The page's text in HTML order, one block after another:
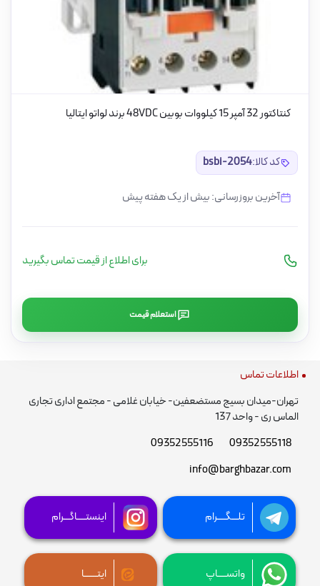
کنتاکتور 32 آمپر 15 کیلووات بوبین 48VDC برند لواتو ایتالیا
کد کالا:bsbi-2054
آخرین بروزرسانی: بیش از یک هفته پیش
برای اطلاع از قیمت تماس بگیرید
استعلام قیمت
اطلاعات تماس
تهران-میدان بسیج مستضعفین- خیابان غلامی - مجتمع اداری تجاری
الماس ری - واحد 137
09352555118
09352555116
info@barghbazar.com
تلـــگــــرام اینستــــاگـــرام
واتســــاپ ایتــــــا